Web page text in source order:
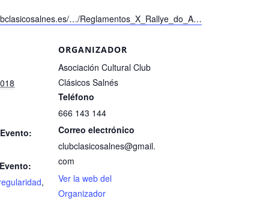
…/Reglamentos_X_Rallye_do_A…
,
ORGANIZADOR
Asociación Cultural Club
Clásicos Salnés
Teléfono
666 143 144
Correo electrónico
clubclasicosalnes@gmail.
com
Ver la web del
Organizador